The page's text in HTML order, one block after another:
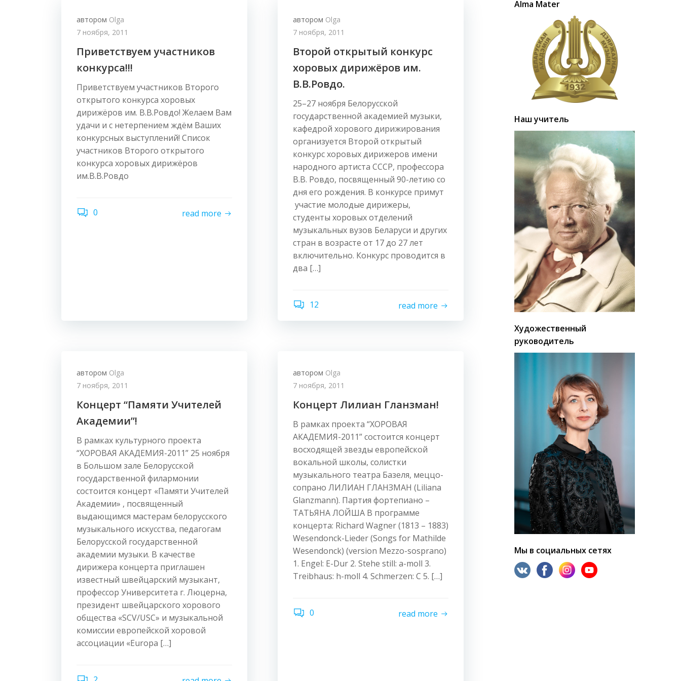
автором Olga
7 ноября, 2011
Приветствуем участников
конкурса!!!
Приветствуем участников Второго
открытого конкурса хоровых
дирижёров им. В.В.Ровдо! Желаем Вам
удачи и с нетерпением ждём Ваших
конкурсных выступлений! Список
участников Второго открытого
конкурса хоровых дирижёров
им.В.В.Ровдо
0 read more
автором Olga
7 ноября, 2011
Второй открытый конкурс
хоровых дирижёров им.
В.В.Ровдо.
25–27 ноября Белорусской
государственной академией музыки,
кафедрой хорового дирижирования
организуется Второй открытый
конкурс хоровых дирижеров имени
народного артиста СССР, профессора
В.В. Ровдо, посвященный 90-летию со
дня его рождения. В конкурсе примут
участие молодые дирижеры,
студенты хоровых отделений
музыкальных вузов Беларуси и других
стран в возрасте от 17 до 27 лет
включительно. Конкурс проводится в
два […]
12 read more
автором Olga
7 ноября, 2011
Концерт “Памяти Учителей
Академии”!
В рамках культурного проекта
“ХОРОВАЯ АКАДЕМИЯ-2011” 25 ноября
в Большом зале Белорусской
государственной филармонии
состоится концерт «Памяти Учителей
Академии» , посвященный
выдающимся мастерам белорусского
музыкального искусства, педагогам
Белорусской государственной
академии музыки. В качестве
дирижера концерта приглашен
известный швейцарский музыкант,
профессор Университета г. Люцерна,
президент швейцарского хорового
общества «SCV/USC» и музыкальной
комиссии европейской хоровой
ассоциации «Europa […]
автором Olga
7 ноября, 2011
Концерт Лилиан Гланзман!
В рамках проекта “ХОРОВАЯ
АКАДЕМИЯ-2011” состоится концерт
восходящей звезды европейской
вокальной школы, солистки
музыкального театра Базеля, меццо-
сопрано ЛИЛИАН ГЛАНЗМАН (Liliana
Glanzmann). Партия фортепиано –
ТАТЬЯНА ЛОЙША В программе
концерта: Richard Wagner (1813 – 1883)
Wesendonck-Lieder (Songs for Mathilde
Wesendonck) (version Mezzo-sosprano)
1. Engel: E-Dur 2. Stehe still: a-moll 3.
Treibhaus: h-moll 4. Schmerzen: C 5. […]
0 read more
Alma Mater
Наш учитель
Художественный
руководитель
Мы в социальных сетях